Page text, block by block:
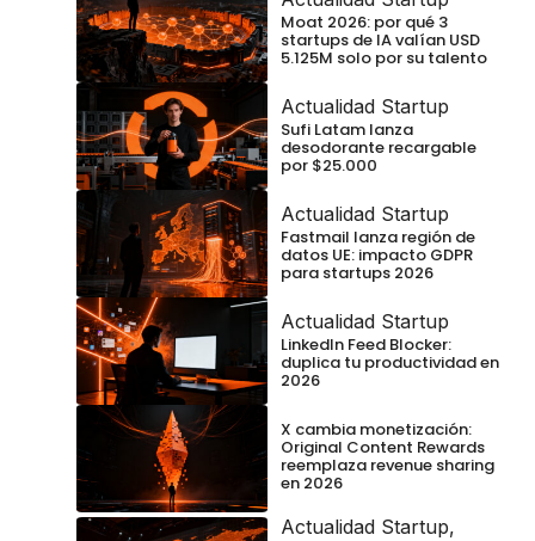
Moat 2026: por qué 3
startups de IA valían USD
5.125M solo por su talento
Actualidad Startup
Sufi Latam lanza
desodorante recargable
por $25.000
Actualidad Startup
Fastmail lanza región de
datos UE: impacto GDPR
para startups 2026
Actualidad Startup
LinkedIn Feed Blocker:
duplica tu productividad en
2026
X cambia monetización:
Original Content Rewards
reemplaza revenue sharing
en 2026
Actualidad Startup,